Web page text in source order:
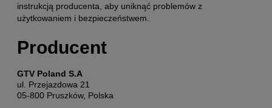
instrukcją producenta, aby uniknąć problemów z
użytkowaniem i bezpieczeństwem.
Producent
GTV Poland S.A
ul. Przejazdowa 21
05-800 Pruszków, Polska